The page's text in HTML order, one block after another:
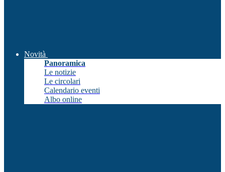
Novità
Panoramica
Le notizie
Le circolari
Calendario eventi
Albo online